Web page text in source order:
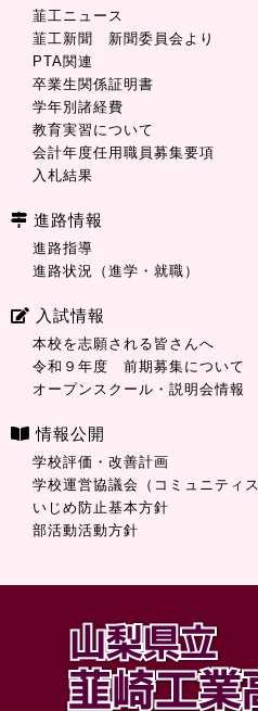
韮工ニュース
韮工新聞 新聞委員会より
PTA関連
卒業生関係証明書
学年別諸経費
教育実習について
会計年度任用職員募集要項
入札結果
進路情報
進路指導
進路状況（進学・就職）
入試情報
本校を志願される皆さんへ
令和９年度 前期募集について
オープンスクール・説明会情報
情報公開
学校評価・改善計画
学校運営協議会（コミュニティス
いじめ防止基本方針
部活動活動方針